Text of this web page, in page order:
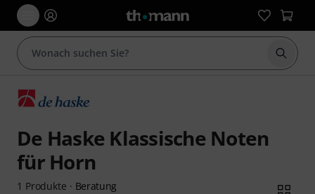
Suche
De Haske Klassische Noten
für Horn
1 Produkte · Beratung